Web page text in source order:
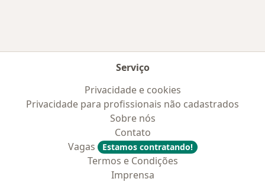
Serviço
Privacidade e cookies
Privacidade para profissionais não cadastrados
Sobre nós
Contato
Vagas
Estamos contratando!
Termos e Condições
Imprensa